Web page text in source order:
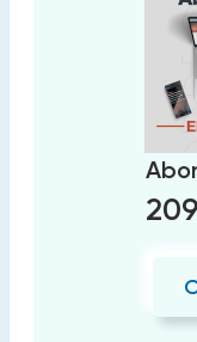
209